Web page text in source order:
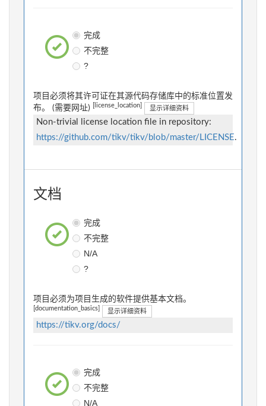
完成
不完整
?
项目必须将其许可证在其源代码存储库中的标准位置发
布。 (需要网址)
[license_location] 显示详细资料
Non-trivial license location file in repository:
https://github.com/tikv/tikv/blob/master/LICENSE.
文档
完成
不完整
N/A
?
项目必须为项目生成的软件提供基本文档。
[documentation_basics] 显示详细资料
https://tikv.org/docs/
完成
不完整
N/A